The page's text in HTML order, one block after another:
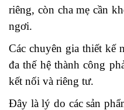
riêng, còn cha mẹ cần
ngơi.
Các chuyên gia thiết kế
đa thế hệ thành công
kết nối và riêng tư.
Đây là lý do các sản